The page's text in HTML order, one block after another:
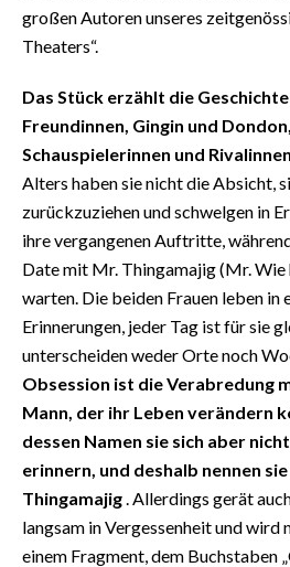
NECROLOGI
PUBBLICITÀ
großen Autoren unseres
Theaters“.
Das Stück erzählt die
Freundinnen, Gingin und Dondon,
Schauspielerinnen und Rivalinnen
Alters haben sie nicht die Absicht,
zurückzuziehen und schwelgen in
ihre vergangenen Auftritte,
Date mit Mr. Thingamajig (Mr. Wie
warten. Die beiden Frauen leben in
Erinnerungen, jeder Tag ist für sie
unterscheiden weder Orte noch
Obsession ist die Verabredung
Mann, der ihr Leben verändern
dessen Namen sie sich aber
erinnern, und deshalb nennen sie
Thingamajig . Allerdings gerät
langsam in Vergessenheit und wird
einem Fragment, dem Buchstaben